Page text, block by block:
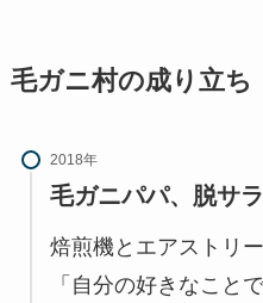
毛ガニ村の成り立ち
2018年
毛ガニパパ、脱サ
焙煎機とエアストリ
「自分の好きなこと